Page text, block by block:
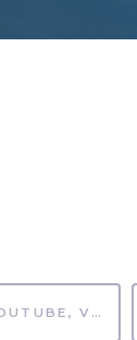
MP4, YOUTUBE, VIMEO